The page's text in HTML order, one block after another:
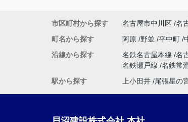
市区町村から探す 名古屋市中川区 名
町名から探す
阿原 野並 平中町
沿線から探す
名鉄名古屋本線 名
名鉄瀬戸線 名鉄常
駅から探す
上小田井 尾張星の